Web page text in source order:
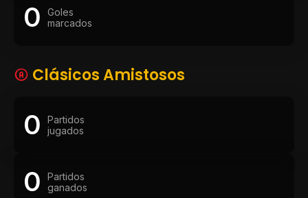
0
Goles
marcados
Clásicos Amistosos
0
Partidos
jugados
0
Partidos
ganados